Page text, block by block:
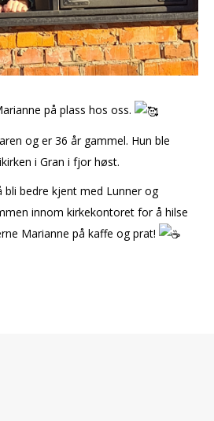
på plass hos oss.
og er 36 år gammel. Hun ble
i Gran i fjor høst.
bli bedre kjent med Lunner og
innom kirkekontoret for å hilse
Marianne på kaffe og prat!